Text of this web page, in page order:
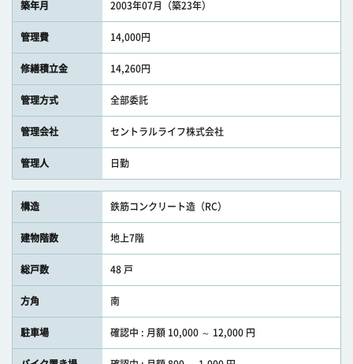
築年月 2003年07月（築23年）
管理費 14,000円
修繕積立金 14,260円
管理方式 全部委託
管理会社 セントラルライフ株式会社
管理人 日勤
構造 鉄筋コンクリート造（RC）
建物階数 地上7階
総戸数 48 戸
方角 南
駐車場 確認中 : 月額 10,000 ～ 12,000 円